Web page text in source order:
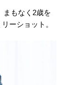
まもなく2歳を
ーショット。